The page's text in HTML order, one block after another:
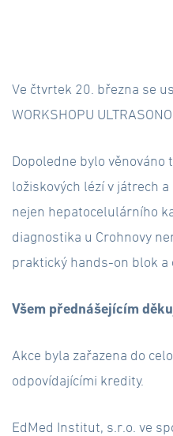
Ve čtvrtek 20. března se
WORKSHOPU
Dopoledne bylo
ložiskových lézí v játrech
nejen hepatocelulárního
diagnostika u Crohnovy
praktický hands-on blok a
Všem přednášejícím
Akce byla zařazena do
odpovídajícími kredity.
EdMed Institut, s.r.o. ve